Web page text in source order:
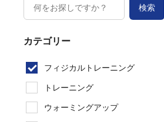
検索
カテゴリー
フィジカルトレーニング
トレーニング
ウォーミングアップ